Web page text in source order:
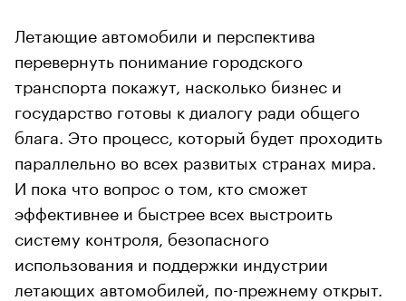
Летающие автомобили и перспектива
перевернуть понимание городского
транспорта покажут, насколько бизнес и
государство готовы к диалогу ради общего
блага. Это процесс, который будет проходить
параллельно во всех развитых странах мира.
И пока что вопрос о том, кто сможет
эффективнее и быстрее всех выстроить
систему контроля, безопасного
использования и поддержки индустрии
летающих автомобилей, по-прежнему открыт.